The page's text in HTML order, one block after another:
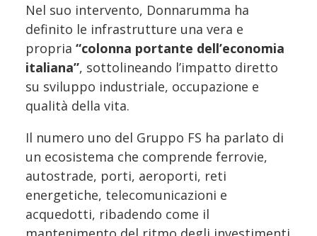
Nel suo intervento, Donnarumma ha
definito le infrastrutture una vera e
propria “colonna portante dell’economia
italiana”, sottolineando l’impatto diretto
su sviluppo industriale, occupazione e
qualità della vita.
Il numero uno del Gruppo FS ha parlato di
un ecosistema che comprende ferrovie,
autostrade, porti, aeroporti, reti
energetiche, telecomunicazioni e
acquedotti, ribadendo come il